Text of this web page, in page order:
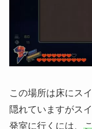
この場所は床にス
隠れていますがス
発室に行くには、